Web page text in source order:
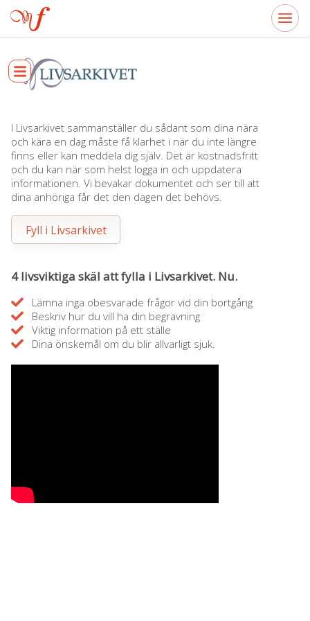
I Livsarkivet sammanställer du sådant som dina nära
och kära en dag måste få klarhet i när du inte längre
finns eller kan meddela dig själv. Det är kostnadsfritt
och du kan när som helst logga in och uppdatera
informationen. Vi bevakar dokumentet och ser till att
dina anhöriga får det den dagen det behövs.
Fyll i Livsarkivet
4 livsviktiga skäl att fylla i Livsarkivet. Nu.
Lämna inga obesvarade frågor vid din bortgång
Beskriv hur du vill ha din begravning
Viktig information på ett ställe
Dina önskemål om du blir allvarligt sjuk.